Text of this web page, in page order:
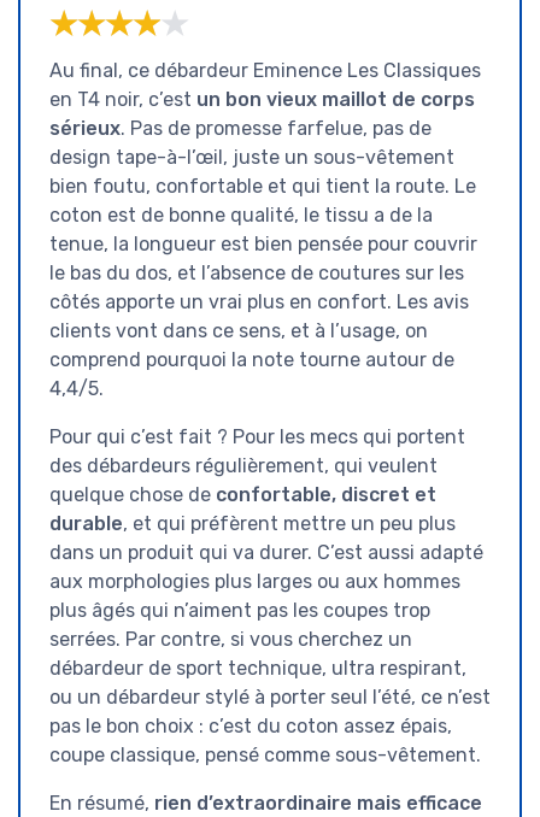
★★★★★
★★★★★
Au final, ce débardeur Eminence Les Classiques
en T4 noir, c’est un bon vieux maillot de corps
sérieux. Pas de promesse farfelue, pas de
design tape-à-l’œil, juste un sous-vêtement
bien foutu, confortable et qui tient la route. Le
coton est de bonne qualité, le tissu a de la
tenue, la longueur est bien pensée pour couvrir
le bas du dos, et l’absence de coutures sur les
côtés apporte un vrai plus en confort. Les avis
clients vont dans ce sens, et à l’usage, on
comprend pourquoi la note tourne autour de
4,4/5.
Pour qui c’est fait ? Pour les mecs qui portent
des débardeurs régulièrement, qui veulent
quelque chose de confortable, discret et
durable, et qui préfèrent mettre un peu plus
dans un produit qui va durer. C’est aussi adapté
aux morphologies plus larges ou aux hommes
plus âgés qui n’aiment pas les coupes trop
serrées. Par contre, si vous cherchez un
débardeur de sport technique, ultra respirant,
ou un débardeur stylé à porter seul l’été, ce n’est
pas le bon choix : c’est du coton assez épais,
coupe classique, pensé comme sous-vêtement.
En résumé, rien d’extraordinaire mais efficace